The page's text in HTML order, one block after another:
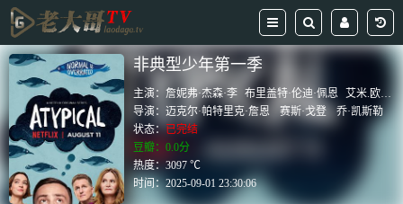
非典型少年第一季
主演：詹妮弗·杰森·李 布里盖特·伦迪·佩恩
艾米.欧库塔
导演：迈克尔·帕特里克·詹恩 赛斯·戈登
乔·凯斯勒
状态：已完结
豆瓣：0.0分
热度：3097 ℃
时间：2025-09-01 23:30:06